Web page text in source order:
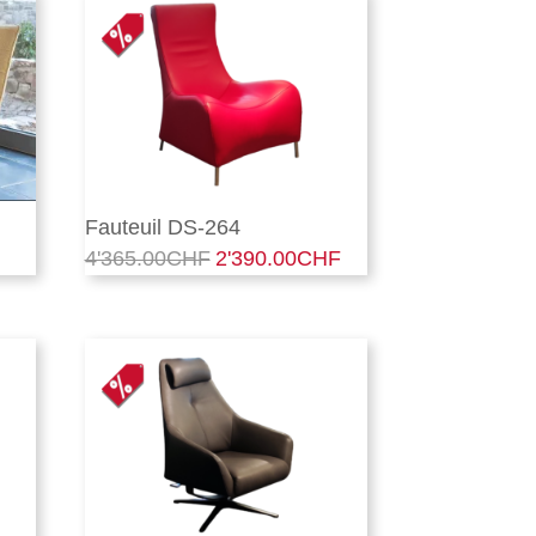
Fauteuil DS-264
4'365.00CHF Le
4'365.00CHF.
2'390.00CHFLe